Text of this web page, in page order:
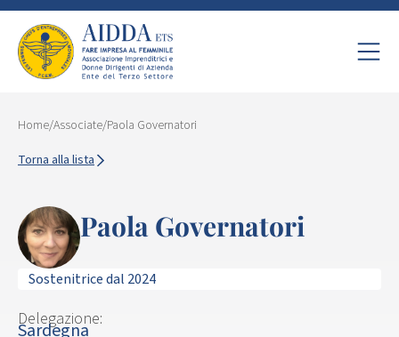
Home/Associate/Paola Governatori
Torna alla lista
Paola Governatori
Sostenitrice dal 2024
Delegazione:
Sardegna